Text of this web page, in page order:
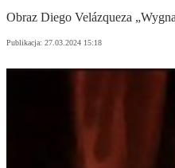
Obraz Diego Velázqueza
Publikacja: 27.03.2024 15:18